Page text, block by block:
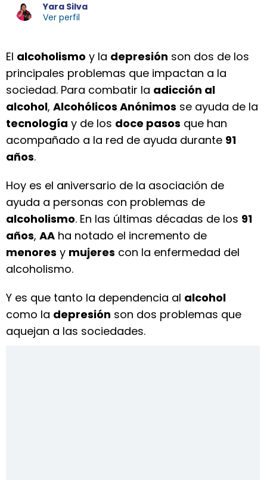
Yara Silva
Ver perfil
El alcoholismo y la depresión son dos de los
principales problemas que impactan a la
sociedad. Para combatir la adicción al
alcohol, Alcohólicos Anónimos se ayuda de la
tecnología y de los doce pasos que han
acompañado a la red de ayuda durante 91
años.
Hoy es el aniversario de la asociación de
ayuda a personas con problemas de
alcoholismo. En las últimas décadas de los 91
años, AA ha notado el incremento de
menores y mujeres con la enfermedad del
alcoholismo.
Y es que tanto la dependencia al alcohol
como la depresión son dos problemas que
aquejan a las sociedades.